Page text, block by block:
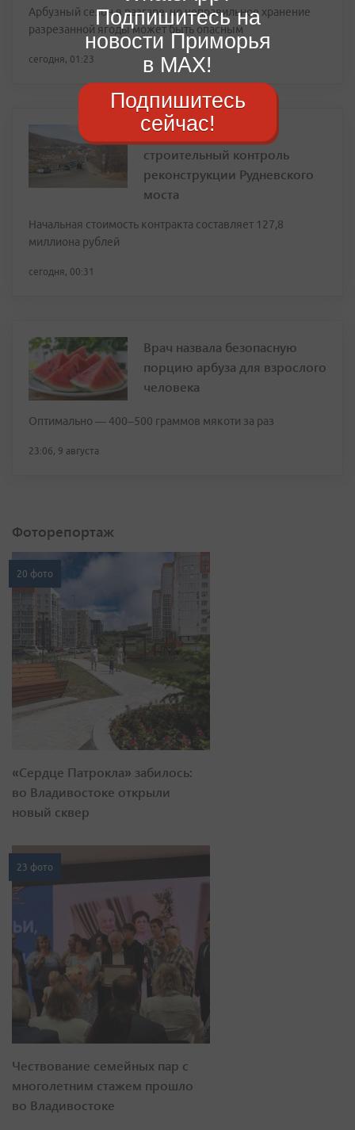
Арбузный сезон в разгаре, но неправильное хранение
разрезанной ягоды может быть опасным
сегодня, 01:23
Объявлен аукцион на
строительный контроль
реконструкции Рудневского
моста
Начальная стоимость контракта составляет 127,8
миллиона рублей
сегодня, 00:31
Врач назвала безопасную
порцию арбуза для взрослого
человека
Оптимально — 400–500 граммов мякоти за раз
23:06, 9 августа
Фоторепортаж
20 фото
«Сердце Патрокла» забилось:
во Владивостоке открыли
новый сквер
23 фото
Чествование семейных пар с
многолетним стажем прошло
во Владивостоке
Подпишитесь на
новости Приморья
в MAX!
Подпишитесь
сейчас!